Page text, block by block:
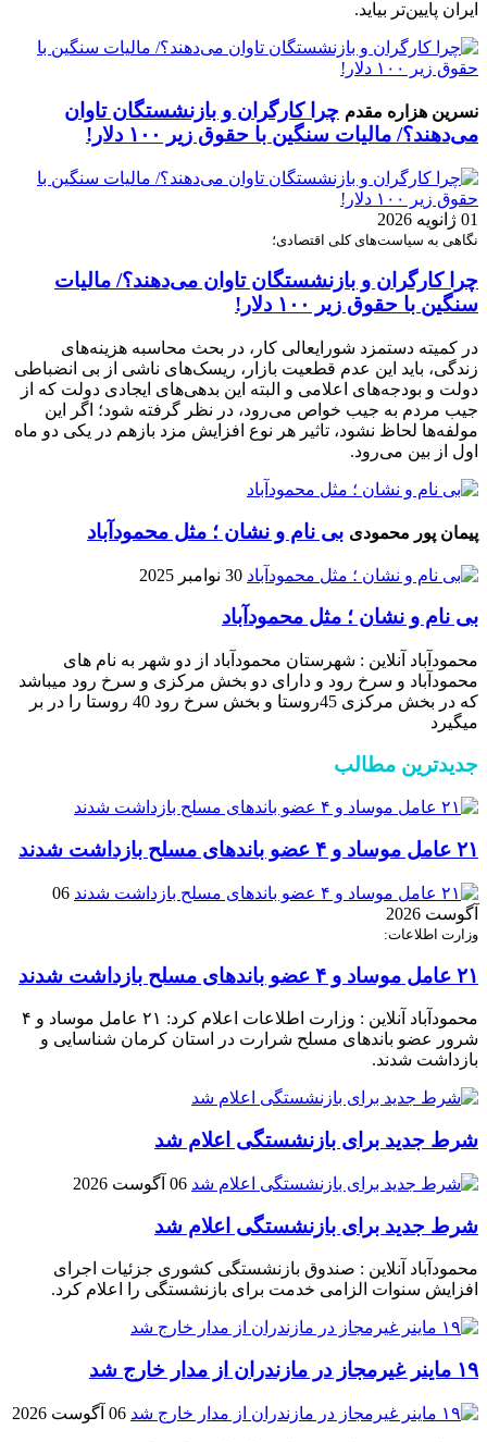
ایران پایین‌تر بیاید.
نسرین هزاره مقدم چرا کارگران و بازنشستگان تاوان
می‌دهند؟/ مالیات سنگین با حقوق زیر ۱۰۰ دلار!
01 ژانویه 2026
نگاهی به سیاست‌های کلی اقتصادی؛
چرا کارگران و بازنشستگان تاوان می‌دهند؟/ مالیات
سنگین با حقوق زیر ۱۰۰ دلار!
در کمیته دستمزد شورایعالی کار، در بحث محاسبه هزینه‌های
زندگی، باید این عدم قطعیت بازار، ریسک‌های ناشی از بی انضباطی
دولت و بودجه‌های اعلامی و البته این بدهی‌های ایجادی دولت که از
جیب مردم به جیب خواص می‌رود، در نظر گرفته شود؛ اگر این
مولفه‌ها لحاظ نشود، تاثیر هر نوع افزایش مزد بازهم در یکی دو ماه
اول از بین می‌رود.
پیمان پور محمودی بی نام و نشان ؛ مثل محمودآباد
30 نوامبر 2025
بی نام و نشان ؛ مثل محمودآباد
محمودآباد آنلاین : شهرستان محمودآباد از دو شهر به نام های
محمودآباد و ‌سرخ رود و دارای دو بخش مرکزی و سرخ رود میباشد
که در بخش مرکزی 45روستا و بخش سرخ رود 40 روستا را در بر
میگیرد
جدیدترین مطالب
۲۱ عامل موساد و ۴ عضو باند‌های مسلح بازداشت شدند
06
آگوست 2026
وزارت اطلاعات:
۲۱ عامل موساد و ۴ عضو باند‌های مسلح بازداشت شدند
محمودآباد آنلاین : وزارت اطلاعات اعلام کرد: ۲۱ عامل موساد و ۴
شرور عضو باند‌های مسلح شرارت در استان کرمان شناسایی و
بازداشت شدند.
شرط جدید برای بازنشستگی اعلام شد
06 آگوست 2026
شرط جدید برای بازنشستگی اعلام شد
محمودآباد آنلاین : صندوق بازنشستگی کشوری جزئیات اجرای
افزایش سنوات الزامی خدمت برای بازنشستگی را اعلام کرد.
۱۹ ماینر غیرمجاز در مازندران از مدار خارج شد
06 آگوست 2026